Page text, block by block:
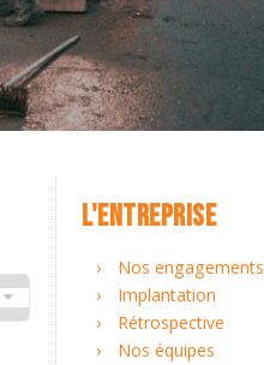
L'ENTREPRISE
Nos engagements
Implantation
Rétrospective
Nos équipes